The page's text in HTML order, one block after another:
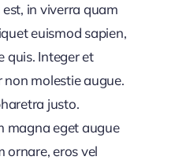
in viverra quam
euismod sapien,
quis. Integer et
molestie augue.
justo.
magna eget augue
ornare, eros vel